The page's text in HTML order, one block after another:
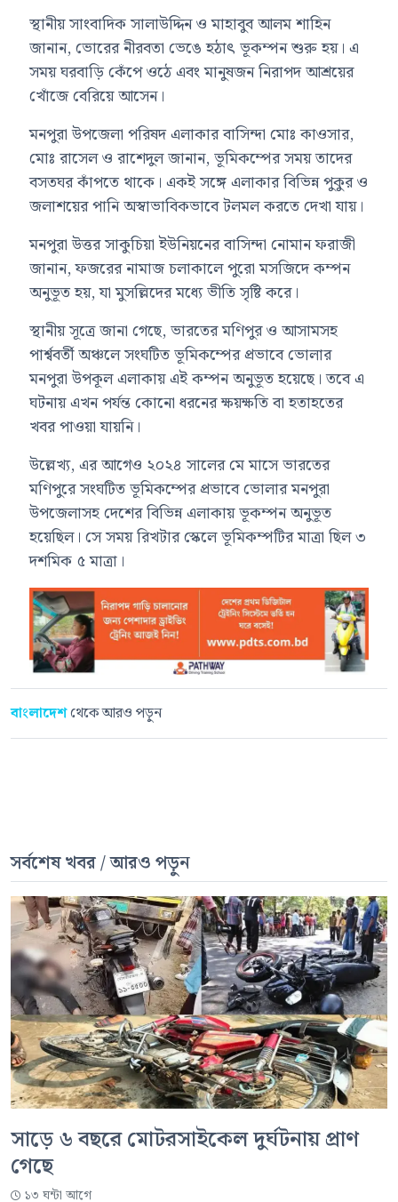
স্থানীয় সাংবাদিক সালাউদ্দিন ও মাহাবুব আলম শাহিন
জানান, ভোরের নীরবতা ভেঙে হঠাৎ ভূকম্পন শুরু হয়। এ
সময় ঘরবাড়ি কেঁপে ওঠে এবং মানুষজন নিরাপদ আশ্রয়ের
খোঁজে বেরিয়ে আসেন।
মনপুরা উপজেলা পরিষদ এলাকার বাসিন্দা মোঃ কাওসার,
মোঃ রাসেল ও রাশেদুল জানান, ভূমিকম্পের সময় তাদের
বসতঘর কাঁপতে থাকে। একই সঙ্গে এলাকার বিভিন্ন পুকুর ও
জলাশয়ের পানি অস্বাভাবিকভাবে টলমল করতে দেখা যায়।
মনপুরা উত্তর সাকুচিয়া ইউনিয়নের বাসিন্দা নোমান ফরাজী
জানান, ফজরের নামাজ চলাকালে পুরো মসজিদে কম্পন
অনুভূত হয়, যা মুসল্লিদের মধ্যে ভীতি সৃষ্টি করে।
স্থানীয় সূত্রে জানা গেছে, ভারতের মণিপুর ও আসামসহ
পার্শ্ববর্তী অঞ্চলে সংঘটিত ভূমিকম্পের প্রভাবে ভোলার
মনপুরা উপকূল এলাকায় এই কম্পন অনুভূত হয়েছে। তবে এ
ঘটনায় এখন পর্যন্ত কোনো ধরনের ক্ষয়ক্ষতি বা হতাহতের
খবর পাওয়া যায়নি।
উল্লেখ্য, এর আগেও ২০২৪ সালের মে মাসে ভারতের
মণিপুরে সংঘটিত ভূমিকম্পের প্রভাবে ভোলার মনপুরা
উপজেলাসহ দেশের বিভিন্ন এলাকায় ভূকম্পন অনুভূত
হয়েছিল। সে সময় রিখটার স্কেলে ভূমিকম্পটির মাত্রা ছিল ৩
দশমিক ৫ মাত্রা।
বাংলাদেশথেকে আরও পড়ুন
সর্বশেষ খবর / আরও পড়ুন
সাড়ে ৬ বছরে মোটরসাইকেল দুর্ঘটনায় প্রাণ
গেছে
১৩ ঘন্টা আগে